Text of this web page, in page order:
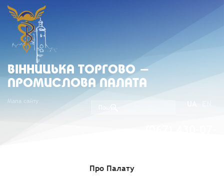
ВIННИЦЬКА ТОРГОВО -
ПРОМИСЛОВА ПАЛАТА
Мапа сайту
Про Палату